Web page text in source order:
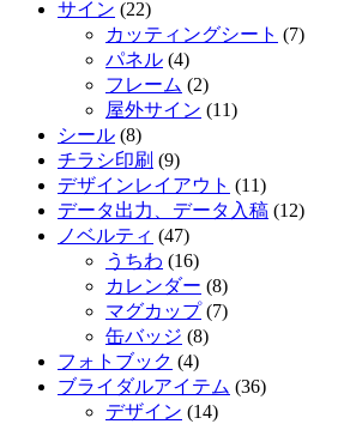
サイン (22)
カッティングシート (7)
パネル (4)
フレーム (2)
屋外サイン (11)
シール (8)
チラシ印刷 (9)
デザインレイアウト (11)
データ出力、データ入稿 (12)
ノベルティ (47)
うちわ (16)
カレンダー (8)
マグカップ(7)
缶バッジ (8)
フォトブック (4)
ブライダルアイテム (36)
デザイン (14)